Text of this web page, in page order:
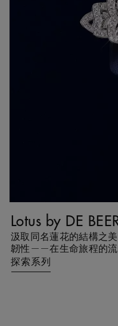
Lotus by DE
汲取同名蓮花的結構之
韌性——在生命旅程的流
探索系列